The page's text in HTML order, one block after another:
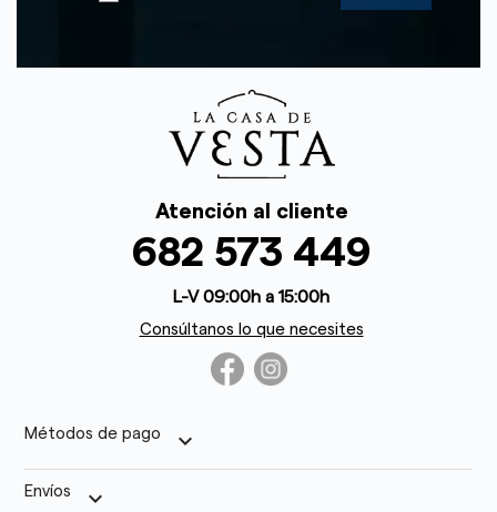
Atención al cliente
682 573 449
L-V 09:00h a 15:00h
Consúltanos lo que necesites
Métodos de pago keyboard_arrow_down
Envíos keyboard_arrow_down